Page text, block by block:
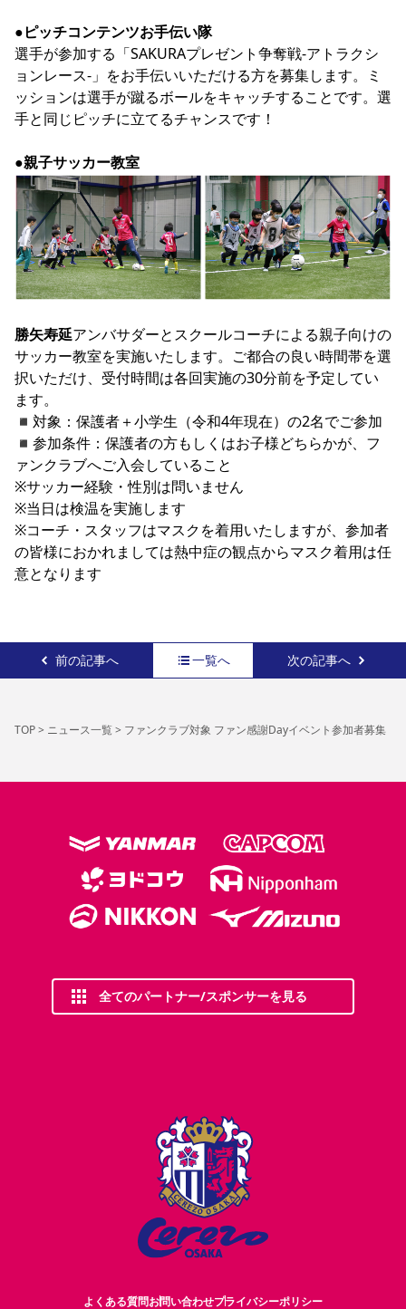
●ピッチコンテンツお手伝い隊
選手が参加する「SAKURAプレゼント争奪戦-アトラクシ
ョンレース-」をお手伝いいただける方を募集します。ミ
ッションは選手が蹴るボールをキャッチすることです。選
手と同じピッチに立てるチャンスです！
●親子サッカー教室
勝矢寿延アンバサダーとスクールコーチによる親子向けの
サッカー教室を実施いたします。ご都合の良い時間帯を選
択いただけ、受付時間は各回実施の30分前を予定してい
ます。
◾︎対象：保護者＋小学生（令和4年現在）の2名でご参加
◾︎参加条件：保護者の方もしくはお子様どちらかが、フ
ァンクラブへご入会していること
※サッカー経験・性別は問いません
※当日は検温を実施します
※コーチ・スタッフはマスクを着用いたしますが、参加者
の皆様におかれましては熱中症の観点からマスク着用は任
意となります
前の記事へ 一覧へ 次の記事へ
TOP> ニュース一覧> ファンクラブ対象 ファン感謝Dayイベント参加者募集
全てのパートナー/スポンサーを見る
よくある質問お問い合わせプライバシーポリシー